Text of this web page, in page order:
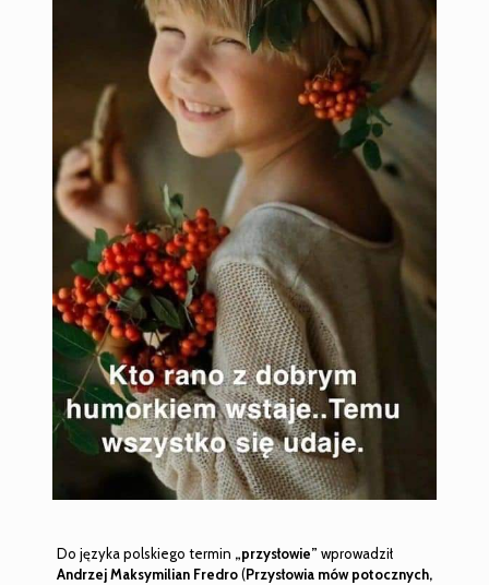
Do języka polskiego termin „przysłowie” wprowadził
Andrzej Maksymilian Fredro(Przysłowia mów potocznych,